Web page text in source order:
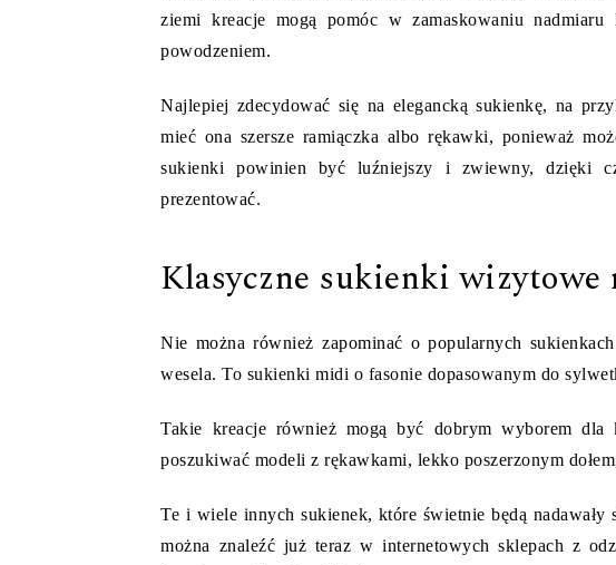
ziemi kreacje mogą pomóc w zamaskowaniu
powodzeniem.
Najlepiej zdecydować się na elegancką sukienkę, na
mieć ona szersze ramiączka albo rękawki, ponieważ
sukienki powinien być luźniejszy i zwiewny, dzięki
prezentować.
Klasyczne sukienki wizytowe
Nie można również zapominać o popularnych
wesela. To sukienki midi o fasonie dopasowanym do
Takie kreacje również mogą być dobrym wyborem dla
poszukiwać modeli z rękawkami, lekko poszerzonym
Te i wiele innych sukienek, które świetnie będą
można znaleźć już teraz w internetowych sklepach z